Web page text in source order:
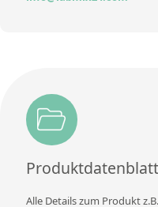
Produktdatenblatt
Alle Details zum Produkt